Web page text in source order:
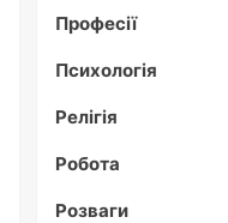
Професії
Психологія
Релігія
Робота
Розваги